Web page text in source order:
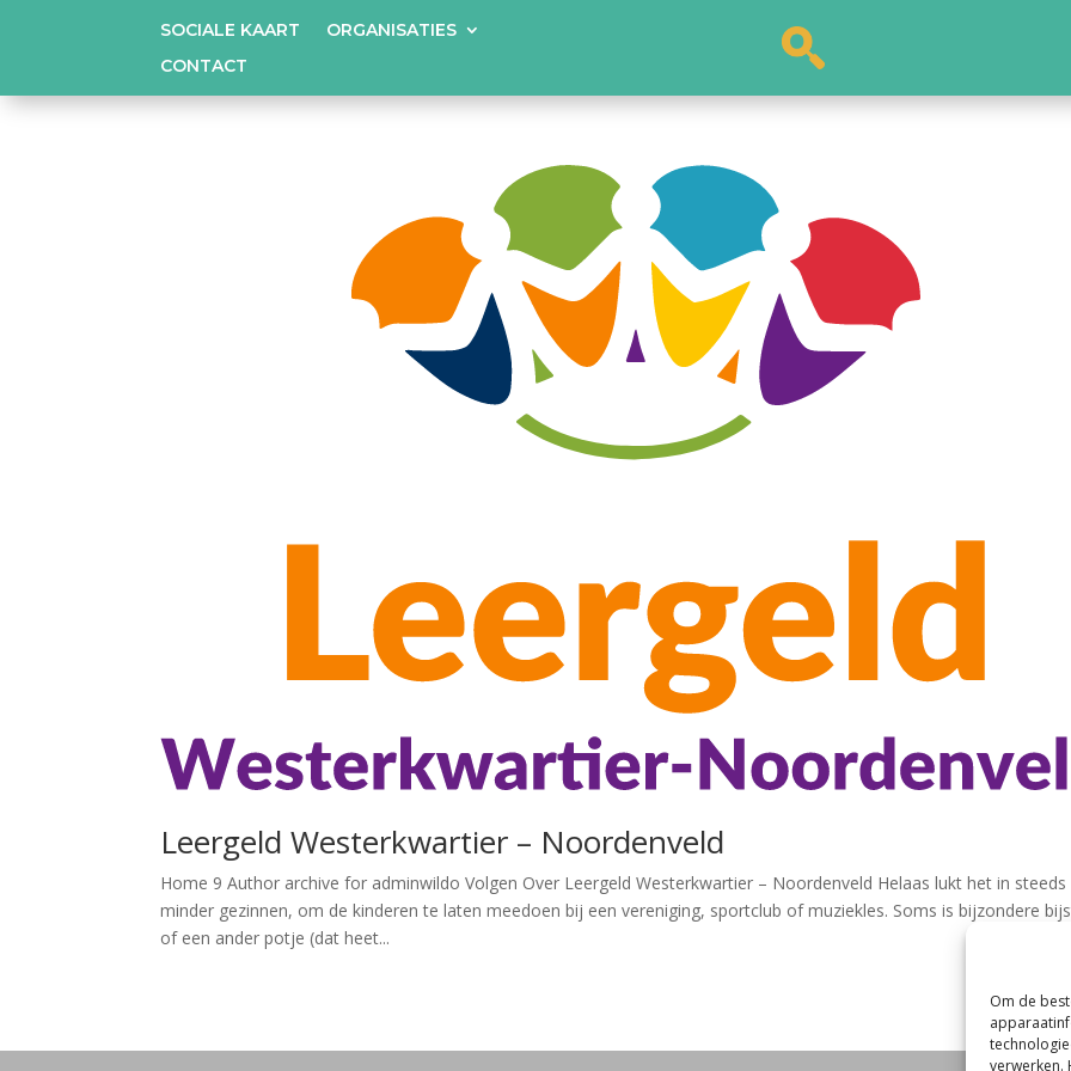
Om de
verwerken.
SOCIALE KAART
ORGANISATIES
CONTACT
Leergeld Westerkwartier – Noordenveld
Home 9 Author archive for adminwildo Volgen Over Leergeld Westerkwartier – Noordenveld Helaas lukt het in steeds
minder gezinnen, om de kinderen te laten meedoen bij een vereniging, sportclub of muziekles. Soms is bijzondere
of een ander potje (dat heet...